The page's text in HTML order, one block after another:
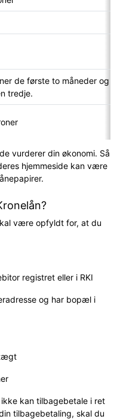
de første to måneder og
tredje.
vurderer din økonomi. Så
hjemmeside kan være
være opfyldt for, at du
registret eller i RKI
og har bopæl i
kan tilbagebetale i ret
tilbagebetaling, skal du